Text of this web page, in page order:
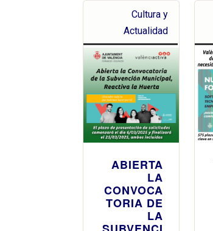
Cultura y
Actualidad
ABIERTA
LA
CONVOCA
TORIA DE
LA